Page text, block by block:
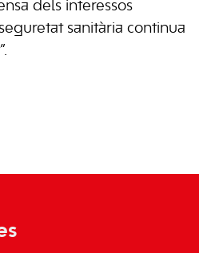
dels interessos
sanitària continua